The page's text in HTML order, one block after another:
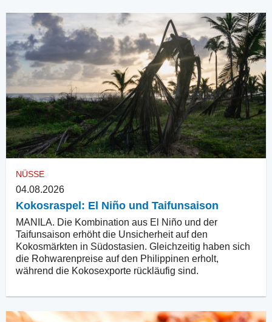
NÜSSE
04.08.2026
Kokosraspel: El Niño und Taifunsaison
MANILA. Die Kombination aus El Niño und der
Taifunsaison erhöht die Unsicherheit auf den
Kokosmärkten in Südostasien. Gleichzeitig haben sich
die Rohwarenpreise auf den Philippinen erholt,
während die Kokosexporte rückläufig sind.